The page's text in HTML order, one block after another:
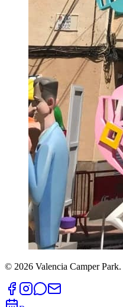
© 2026 Valencia Camper Park.